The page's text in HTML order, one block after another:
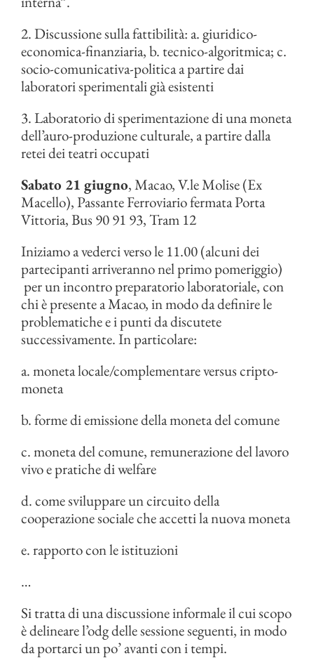
2. Discussione sulla fattibilità: a. giuridico-
economica-finanziaria, b. tecnico-algoritmica; c.
socio-comunicativa-politica a partire dai
laboratori sperimentali già esistenti
3. Laboratorio di sperimentazione di una moneta
dell’auro-produzione culturale, a partire dalla
retei dei teatri occupati
Sabato 21 giugno, Macao, V.le Molise (Ex
Macello), Passante Ferroviario fermata Porta
Vittoria, Bus 90 91 93, Tram 12
Iniziamo a vederci verso le 11.00 (alcuni dei
partecipanti arriveranno nel primo pomeriggio)
per un incontro preparatorio laboratoriale, con
chi è presente a Macao, in modo da definire le
problematiche e i punti da discutete
successivamente. In particolare:
a. moneta locale/complementare versus cripto-
moneta
b. forme di emissione della moneta del comune
c. moneta del comune, remunerazione del lavoro
vivo e pratiche di welfare
d. come sviluppare un circuito della
cooperazione sociale che accetti la nuova moneta
e. rapporto con le istituzioni
…
Si tratta di una discussione informale il cui scopo
è delineare l’odg delle sessione seguenti, in modo
da portarci un po’ avanti con i tempi.